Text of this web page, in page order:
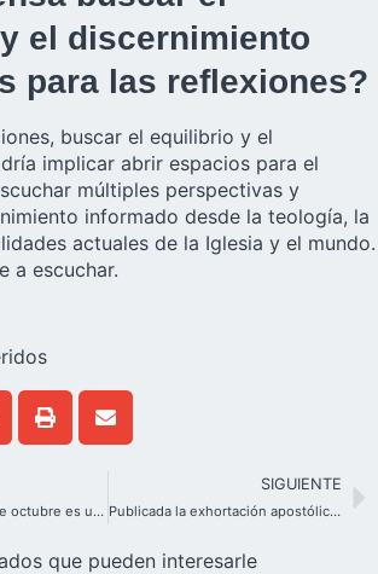
el discernimiento
para las reflexiones?
buscar el equilibrio y el
implicar abrir espacios para el
múltiples perspectivas y
informado desde la teología, la
actuales de la Iglesia y el mundo.
a escuchar.
El Video del Papa de octubre es un llamado a rezar por el Sínodo
SIGUIENTE
Publicada la exhortación apostólica «Laudate Deum”
que pueden interesarle